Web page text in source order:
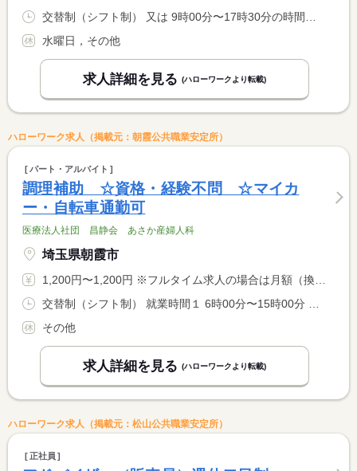
水曜日，その他
求人詳細を見る (ハローワークより転載)
ハローワーク求人（掲載元：朝霞公共職業安定所）
パート・アルバイト
調理補助 ☆資格・経験不問 ☆マイカ
ー・自転車通勤可
医療法人社団 昌静会 あさか産婦人科
埼玉県朝霞市
1,200円〜1,200円 ※フルタイム求人の場合は月額（換算額）、パート求人の場合は時間額を表示しています。
その他
求人詳細を見る (ハローワークより転載)
ハローワーク求人（掲載元：松山公共職業安定所）
正社員